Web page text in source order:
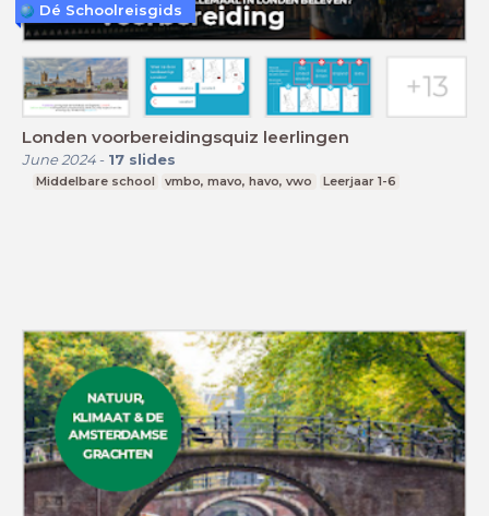
Londen voorbereidingsquiz leerlingen
June 2024- 17 slides
Middelbare school vmbo, mavo, havo, vwo Leerjaar 1-6
Dé Schoolreisgids